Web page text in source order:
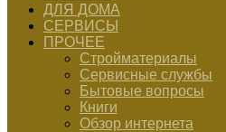
ДЛЯ ДОМА
СЕРВИСЫ
ПРОЧЕЕ
Стройматериалы
Сервисные службы
Бытовые вопросы
Книги
Обзор интернета